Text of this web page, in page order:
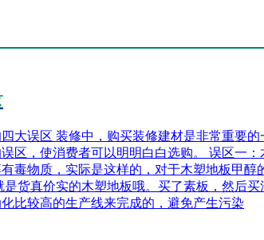
大误区 装修中，购买装修建材是非常重要
区，使消费者可以明明白白选购。 误区一
毒物质，实际是这样的，对于木塑地板甲
货真价实的木塑地板哦。买了素板，然后
比较高的生产线来完成的，避免产生污染